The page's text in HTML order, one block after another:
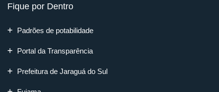
Fique por Dentro
Padrões de potabilidade
Portal da Transparência
Prefeitura de Jaraguá do Sul